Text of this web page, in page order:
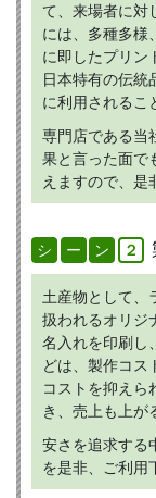
て、来場者に対
には、多種多様
に即したプリン
日本特有の伝統
に利用されるこ
専門店である当
果と言った面で
えますので、是
シ ー ン ２
土産物として、
扱われるオリジ
名入れを印刷し
どは、製作コス
コストを抑えら
き、売上も上が
安さを追求する
を是非、ご利用